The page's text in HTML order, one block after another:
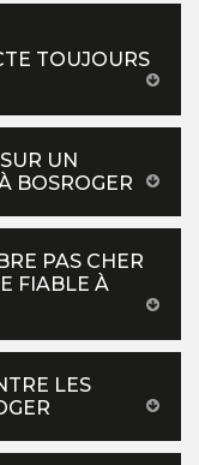
TOUJOURS
UN
BOSROGER
PAS CHER
FIABLE À
LES